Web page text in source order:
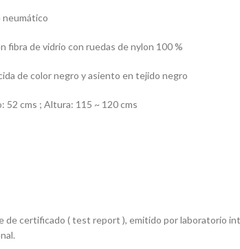
neumático
fibra de vidrio con ruedas de nylon 100 %
de color negro y asiento en tejido negro
52 cms ; Altura: 115 ~ 120 cms
certificado ( test report ), emitido por laboratorio